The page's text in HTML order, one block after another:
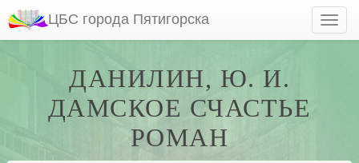
ЦБС города Пятигорска
ДАНИЛИН, Ю. И.
ДАМСКОЕ СЧАСТЬЕ
РОМАН